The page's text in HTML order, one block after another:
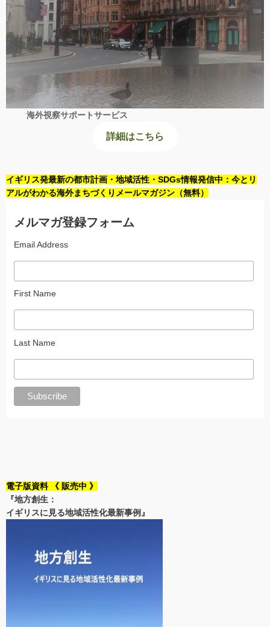
海外視察サポートサービス
詳細はこちら
イギリス発最新の都市計画・地域活性・SDGs情報発信中：今とリ
アルがわかる海外まちづくりメールマガジン（無料）
メルマガ登録フォーム
Email Address
First Name
Last Name
電子版資料 《 販売中 》
『地方創生：
イギリスに見る地域活性化最新事例』